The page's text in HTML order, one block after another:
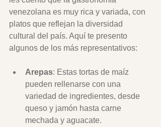
venezolana es muy rica y variada, con
platos que reflejan la diversidad
cultural del país. Aquí te presento
algunos de los más representativos:
Arepas: Estas tortas de maíz
pueden rellenarse con una
variedad de ingredientes, desde
queso y jamón hasta carne
mechada y aguacate.